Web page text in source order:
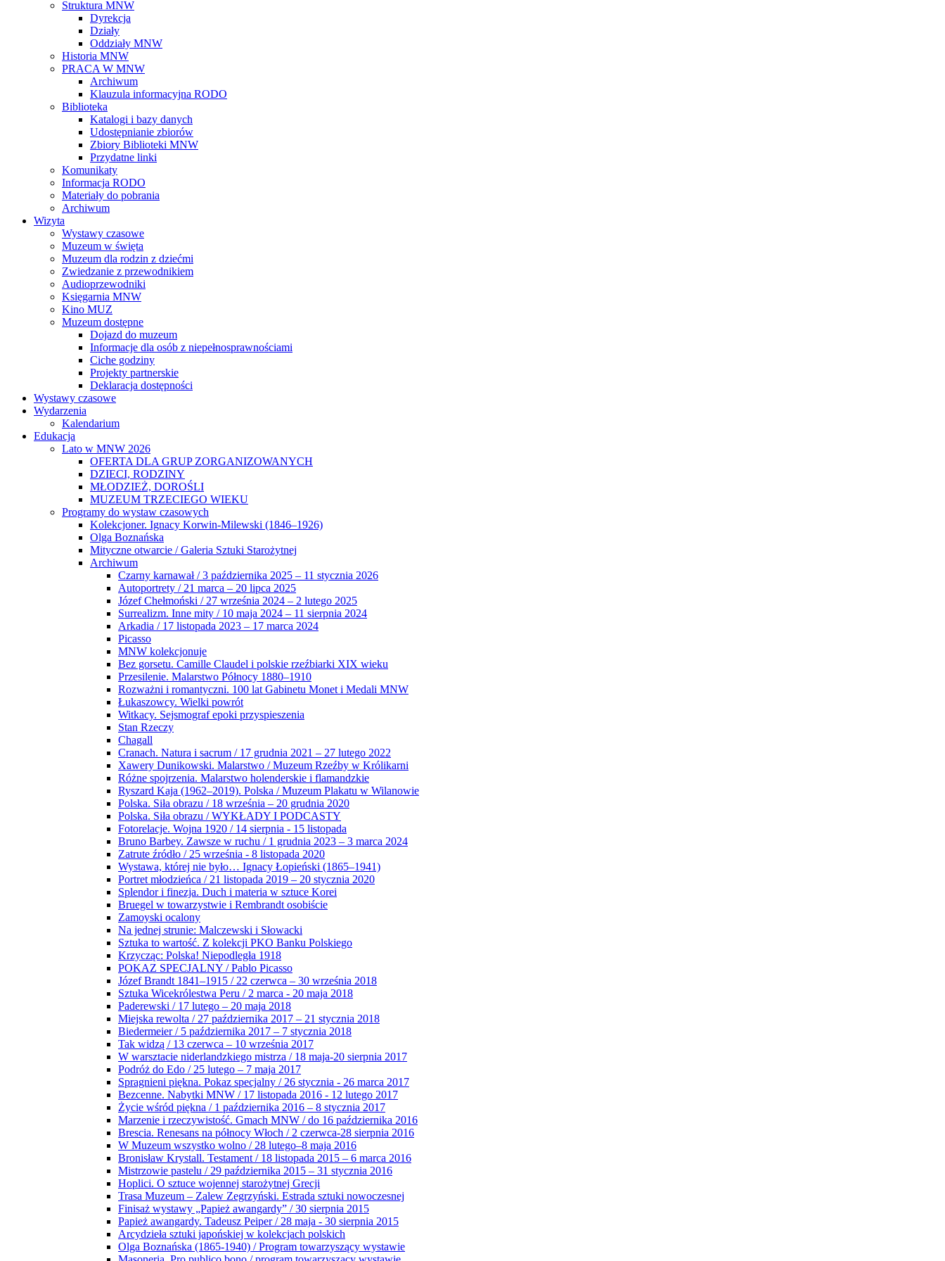
Struktura MNW
Dyrekcja
Działy
Oddziały MNW
Historia MNW
PRACA W MNW
Archiwum
Klauzula informacyjna RODO
Biblioteka
Katalogi i bazy danych
Udostępnianie zbiorów
Zbiory Biblioteki MNW
Przydatne linki
Komunikaty
Informacja RODO
Materiały do pobrania
Archiwum
Wizyta
Wystawy czasowe
Muzeum w święta
Muzeum dla rodzin z dziećmi
Zwiedzanie z przewodnikiem
Audioprzewodniki
Księgarnia MNW
Kino MUZ
Muzeum dostępne
Dojazd do muzeum
Informacje dla osób z niepełnosprawnościami
Ciche godziny
Projekty partnerskie
Deklaracja dostępności
Wystawy czasowe
Wydarzenia
Kalendarium
Edukacja
Lato w MNW 2026
OFERTA DLA GRUP ZORGANIZOWANYCH
DZIECI, RODZINY
MŁODZIEŻ, DOROŚLI
MUZEUM TRZECIEGO WIEKU
Programy do wystaw czasowych
Kolekcjoner. Ignacy Korwin-Milewski (1846–1926)
Olga Boznańska
Mityczne otwarcie / Galeria Sztuki Starożytnej
Archiwum
Czarny karnawał / 3 października 2025 – 11 stycznia 2026
Autoportrety / 21 marca – 20 lipca 2025
Józef Chełmoński / 27 września 2024 – 2 lutego 2025
Surrealizm. Inne mity / 10 maja 2024 – 11 sierpnia 2024
Arkadia / 17 listopada 2023 – 17 marca 2024
Picasso
MNW kolekcjonuje
Bez gorsetu. Camille Claudel i polskie rzeźbiarki XIX wieku
Przesilenie. Malarstwo Północy 1880–1910
Rozważni i romantyczni. 100 lat Gabinetu Monet i Medali MNW
Łukaszowcy. Wielki powrót
Witkacy. Sejsmograf epoki przyspieszenia
Stan Rzeczy
Chagall
Cranach. Natura i sacrum / 17 grudnia 2021 – 27 lutego 2022
Xawery Dunikowski. Malarstwo / Muzeum Rzeźby w Królikarni
Różne spojrzenia. Malarstwo holenderskie i flamandzkie
Ryszard Kaja (1962–2019). Polska / Muzeum Plakatu w Wilanowie
Polska. Siła obrazu / 18 września – 20 grudnia 2020
Polska. Siła obrazu / WYKŁADY I PODCASTY
Fotorelacje. Wojna 1920 / 14 sierpnia - 15 listopada
Bruno Barbey. Zawsze w ruchu / 1 grudnia 2023 – 3 marca 2024
Zatrute źródło / 25 września - 8 listopada 2020
Wystawa, której nie było… Ignacy Łopieński (1865–1941)
Portret młodzieńca / 21 listopada 2019 – 20 stycznia 2020
Splendor i finezja. Duch i materia w sztuce Korei
Bruegel w towarzystwie i Rembrandt osobiście
Zamoyski ocalony
Na jednej strunie: Malczewski i Słowacki
Sztuka to wartość. Z kolekcji PKO Banku Polskiego
Krzycząc: Polska! Niepodległa 1918
POKAZ SPECJALNY / Pablo Picasso
Józef Brandt 1841–1915 / 22 czerwca – 30 września 2018
Sztuka Wicekrólestwa Peru / 2 marca - 20 maja 2018
Paderewski / 17 lutego – 20 maja 2018
Miejska rewolta / 27 października 2017 – 21 stycznia 2018
Biedermeier / 5 października 2017 – 7 stycznia 2018
Tak widzą / 13 czerwca – 10 września 2017
W warsztacie niderlandzkiego mistrza / 18 maja-20 sierpnia 2017
Podróż do Edo / 25 lutego – 7 maja 2017
Spragnieni piękna. Pokaz specjalny / 26 stycznia - 26 marca 2017
Bezcenne. Nabytki MNW / 17 listopada 2016 - 12 lutego 2017
Życie wśród piękna / 1 października 2016 – 8 stycznia 2017
Marzenie i rzeczywistość. Gmach MNW / do 16 października 2016
Brescia. Renesans na północy Włoch / 2 czerwca-28 sierpnia 2016
W Muzeum wszystko wolno / 28 lutego–8 maja 2016
Bronisław Krystall. Testament / 18 listopada 2015 – 6 marca 2016
Mistrzowie pastelu / 29 października 2015 – 31 stycznia 2016
Hoplici. O sztuce wojennej starożytnej Grecji
Trasa Muzeum – Zalew Zegrzyński. Estrada sztuki nowoczesnej
Finisaż wystawy „Papież awangardy” / 30 sierpnia 2015
Papież awangardy. Tadeusz Peiper / 28 maja - 30 sierpnia 2015
Arcydzieła sztuki japońskiej w kolekcjach polskich
Olga Boznańska (1865-1940) / Program towarzyszący wystawie